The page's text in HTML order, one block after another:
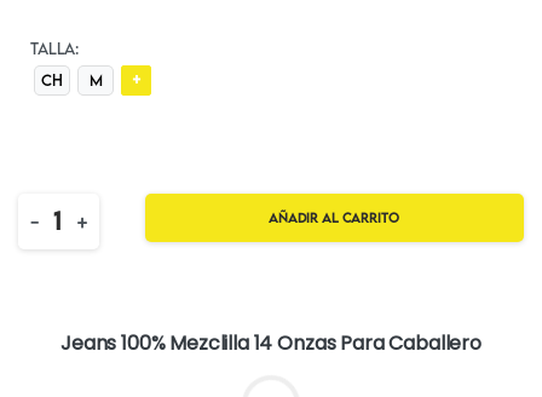
TALLA:
CH
M +
Quantity
- + Añadir al carrito
Jeans 100% Mezclilla 14 Onzas Para Caballero